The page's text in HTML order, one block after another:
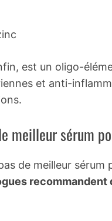
est un oligo-
et anti-
meilleur sérum
de meilleur
recommandent